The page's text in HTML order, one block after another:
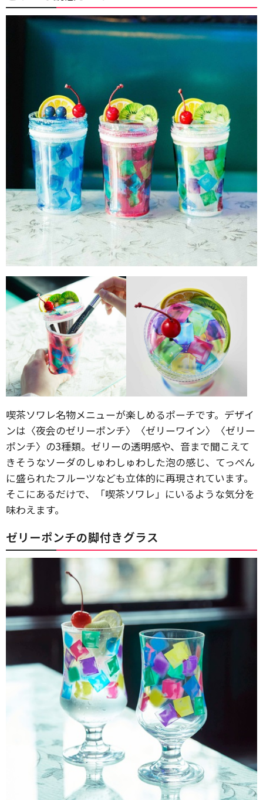
喫茶ソワレ名物メニューが楽しめるポーチです。デザイ
ンは〈夜会のゼリーポンチ〉〈ゼリーワイン〉〈ゼリー
ポンチ〉の3種類。ゼリーの透明感や、音まで聞こえて
きそうなソーダのしゅわしゅわした泡の感じ、てっぺん
に盛られたフルーツなども立体的に再現されています。
そこにあるだけで、「喫茶ソワレ」にいるような気分を
味わえます。
ゼリーポンチの脚付きグラス